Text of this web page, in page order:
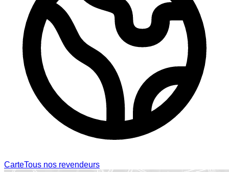
CarteTous nos revendeurs